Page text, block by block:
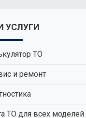
УСЛУГИ
ТО
и ремонт
ТО для всех моделей